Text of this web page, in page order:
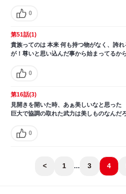
0
第51話(1)
貴族ってのは 本来 何も持つ物がなく、誇
が！尊いと思い込んだ事から始まってるか
0
第16話(3)
見開きを開いた時、あぁ美しいなと思った
巨大で協調の取れた武力は美しものなんだ
0
< 1 ... 3 4